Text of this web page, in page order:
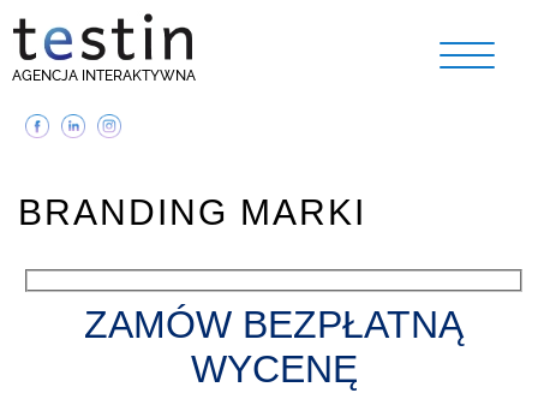
AGENCJA INTERAKTYWNA
BRANDING MARKI
ZAMÓW BEZPŁATNĄ
WYCENĘ